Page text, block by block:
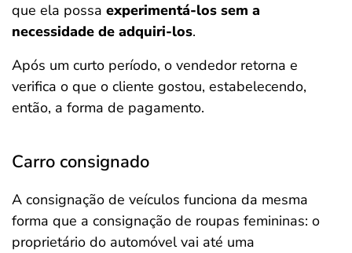
que ela possa experimentá-los sem a
necessidade de adquiri-los.
Após um curto período, o vendedor retorna e
verifica o que o cliente gostou, estabelecendo,
então, a forma de pagamento.
Carro consignado
A consignação de veículos funciona da mesma
forma que a consignação de roupas femininas: o
proprietário do automóvel vai até uma